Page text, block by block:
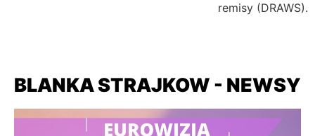
remisy (DRAWS).
BLANKA STRAJKOW - NEWSY